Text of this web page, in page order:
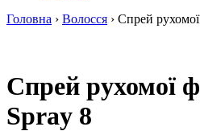
Головна › Волосся › Спрей
Спрей рухомої
Spray 8